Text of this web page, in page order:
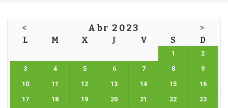
< Abr 2023 >
L M X J V S D
1 2
3 4 5 6 7 8 9
10 11 12 13 14 15 16
17 18 19 20 21 22 23